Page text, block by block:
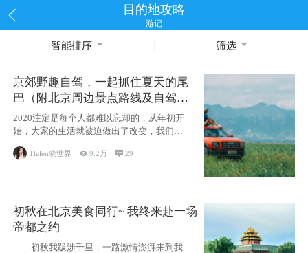
目的地攻略
游记
智能排序 筛选
京郊野趣自驾，一起抓住夏天的尾
巴（附北京周边景点路线及自驾攻
略）
2020注定是每个人都难以忘却的，从年初开
始，大家的生活就被迫做出了改变，我们也
不例外。本来双双辞职是为
Helen晓世界 9.2万 29
初秋在北京美食同行~ 我终来赴一场
帝都之约
初秋我跋涉千里，一路激情澎湃来到我